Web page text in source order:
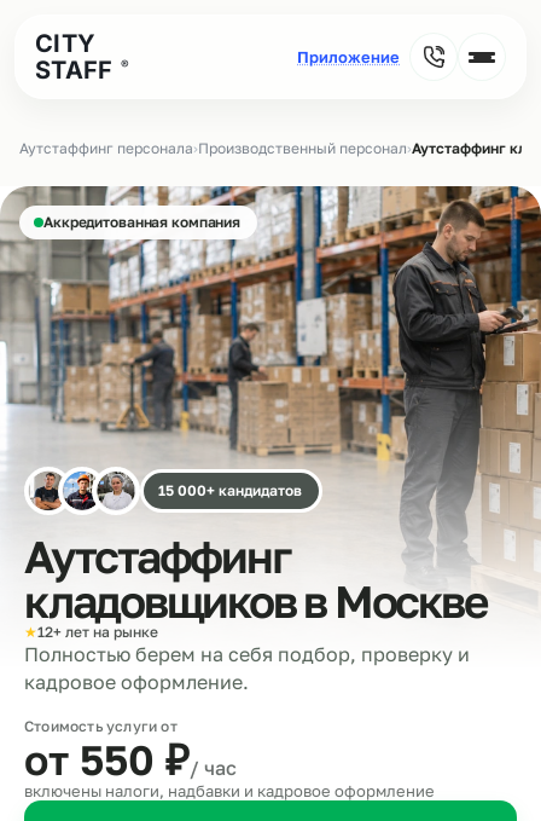
CITY
STAFF
®
Аутстаффинг персонала›Производственный персонал›Аутстаффинг
Аккредитованная компания
15 000+ кандидатов
Аутстаффинг
кладовщиков в Москве
★12+ лет на рынке
Полностью берем на себя подбор, проверку и
кадровое оформление.
Стоимость услуги от
от 550 ₽/ час
включены налоги, надбавки и кадровое оформление